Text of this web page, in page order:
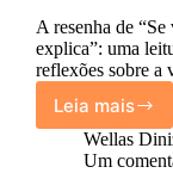
A resenha de
explica”: uma
reflexões sobre a
Leia mais
LIVRO:
Se
você
Wellas
Um